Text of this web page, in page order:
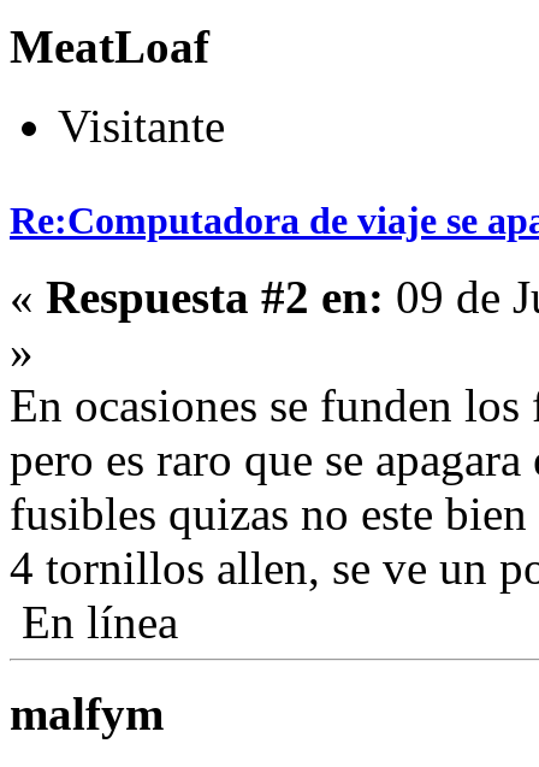
MeatLoaf
Visitante
Re:Computadora de viaje se
« Respuesta #2 en: 09 de
»
En ocasiones se funden
pero es raro que se
fusibles quizas no este
4 tornillos allen, se ve un
En línea
malfym